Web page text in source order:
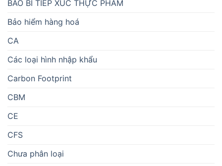
BAO BÌ TIẾP XÚC THỰC PHẨM
Bảo hiểm hàng hoá
CA
Các loại hình nhập khẩu
Carbon Footprint
CBM
CE
CFS
Chưa phân loại